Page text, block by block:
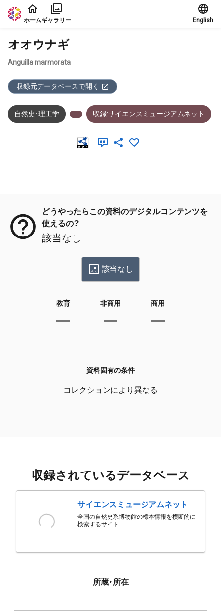
本文に飛ぶ
ホームギャラリー English
オオウナギ
Anguilla marmorata
収録元データベースで開く
自然史・理工学 収録:サイエンスミュージアムネット
どうやったらこの資料のデジタルコンテンツを
使えるの？
該当なし
該当なし
教育 非商用 商用
資料固有の条件
コレクションにより異なる
収録されているデータベース
サイエンスミュージアムネット
全国の自然史系博物館の標本情報を横断的に
検索するサイト
所蔵・所在